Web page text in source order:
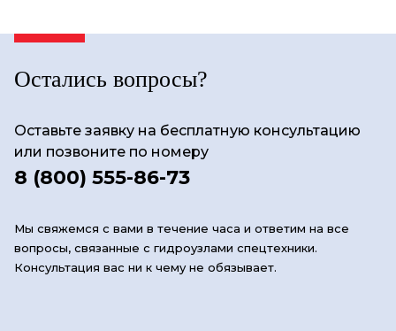
Остались вопросы?
Оставьте заявку на бесплатную консультацию
или позвоните по номеру
8 (800) 555-86-73
Мы свяжемся с вами в течение часа и ответим на все
вопросы, связанные с гидроузлами спецтехники.
Консультация вас ни к чему не обязывает.